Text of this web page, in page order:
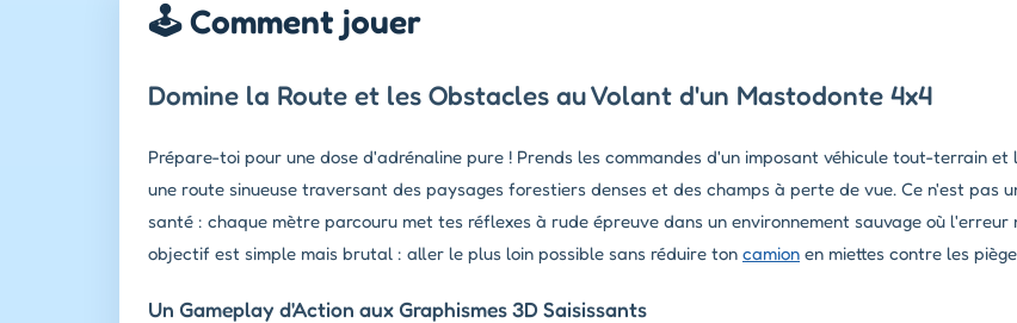
🕹️ Comment jouer
Domine la Route et les Obstacles au Volant d'un Mastodonte 4x4
Prépare-toi pour une dose d'adrénaline pure ! Prends les commandes d'un imposant véhicule tout-terrain
une route sinueuse traversant des paysages forestiers denses et des champs à perte de vue. Ce n'est pas
santé : chaque mètre parcouru met tes réflexes à rude épreuve dans un environnement sauvage où l'erreur
objectif est simple mais brutal : aller le plus loin possible sans réduire ton camion en miettes contre les
Un Gameplay d'Action aux Graphismes 3D Saisissants